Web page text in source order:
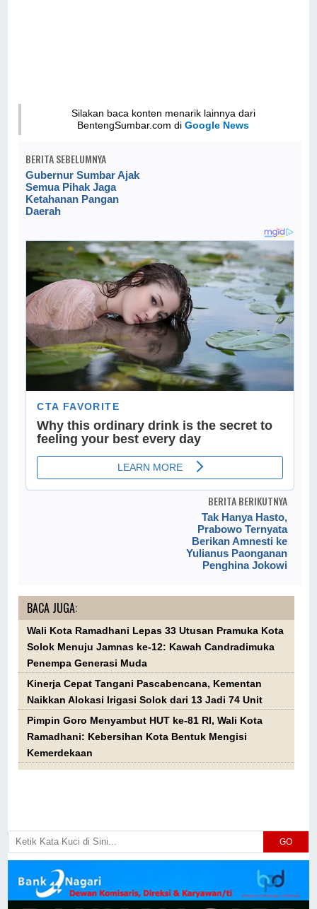
Silakan baca konten menarik lainnya dari
BentengSumbar.com diGoogle News
BERITA SEBELUMNYA
Gubernur Sumbar Ajak
Semua Pihak Jaga
Ketahanan Pangan
Daerah
BERITA BERIKUTNYA
Tak Hanya Hasto,
Prabowo Ternyata
Berikan Amnesti ke
Yulianus Paonganan
Penghina Jokowi
BACA JUGA:
Wali Kota Ramadhani Lepas 33 Utusan Pramuka Kota
Solok Menuju Jamnas ke-12: Kawah Candradimuka
Penempa Generasi Muda
Kinerja Cepat Tangani Pascabencana, Kementan
Naikkan Alokasi Irigasi Solok dari 13 Jadi 74 Unit
Pimpin Goro Menyambut HUT ke-81 RI, Wali Kota
Ramadhani: Kebersihan Kota Bentuk Mengisi
Kemerdekaan
GO